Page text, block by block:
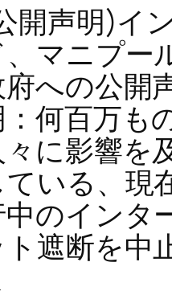
開声明)イン
、マニプー
への公開
何百万も
々に影響を
ている、現
のインタ
ト遮断を中